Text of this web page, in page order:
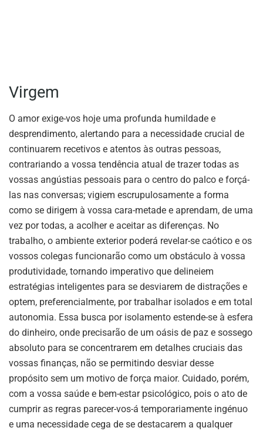
Virgem
O amor exige-vos hoje uma profunda humildade e
desprendimento, alertando para a necessidade crucial de
continuarem recetivos e atentos às outras pessoas,
contrariando a vossa tendência atual de trazer todas as
vossas angústias pessoais para o centro do palco e forçá-
las nas conversas; vigiem escrupulosamente a forma
como se dirigem à vossa cara-metade e aprendam, de uma
vez por todas, a acolher e aceitar as diferenças. No
trabalho, o ambiente exterior poderá revelar-se caótico e os
vossos colegas funcionarão como um obstáculo à vossa
produtividade, tornando imperativo que delineiem
estratégias inteligentes para se desviarem de distrações e
optem, preferencialmente, por trabalhar isolados e em total
autonomia. Essa busca por isolamento estende-se à esfera
do dinheiro, onde precisarão de um oásis de paz e sossego
absoluto para se concentrarem em detalhes cruciais das
vossas finanças, não se permitindo desviar desse
propósito sem um motivo de força maior. Cuidado, porém,
com a vossa saúde e bem-estar psicológico, pois o ato de
cumprir as regras parecer-vos-á temporariamente ingénuo
e uma necessidade cega de se destacarem a qualquer